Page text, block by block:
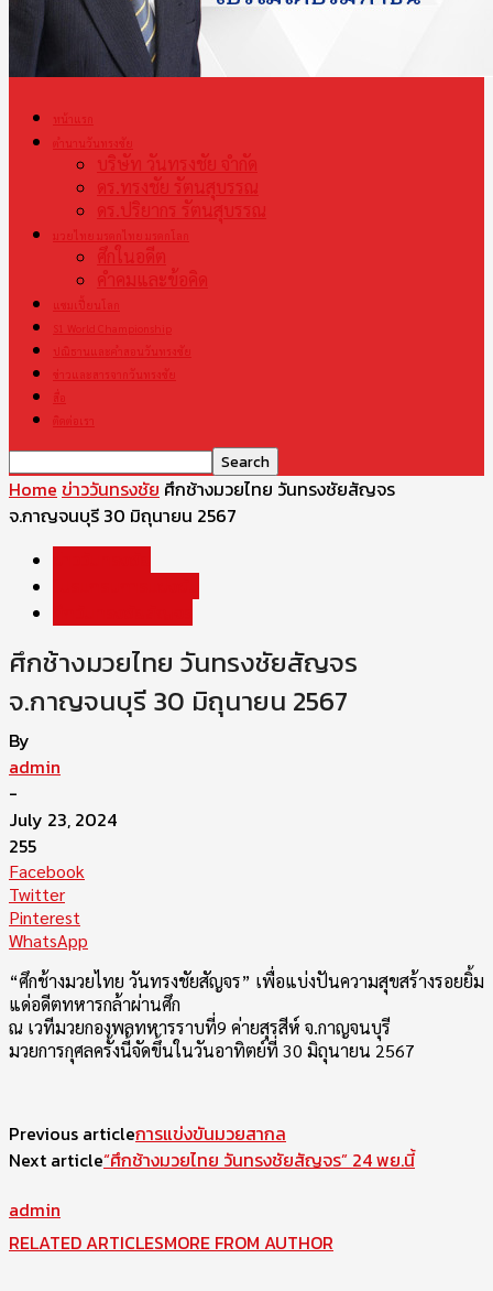
หน้าแรก
ตำนานวันทรงชัย
บริษัท วันทรงชัย จำกัด
ดร.ทรงชัย รัตนสุบรรณ
ดร.ปริยากร รัตนสุบรรณ
มวยไทย มรดกไทย มรดกโลก
ศึกในอดีต
คำคมและข้อคิด
แชมเปี้ยนโลก
S1 World Championship
ปณิธานและคำสอนวันทรงชัย
ข่าวและสารจากวันทรงชัย
สื่อ
ติดต่อเรา
Home ข่าววันทรงชัย ศึกช้างมวยไทย วันทรงชัยสัญจร
จ.กาญจนบุรี 30 มิถุนายน 2567
ศึกช้างมวยไทย วันทรงชัยสัญจร
จ.กาญจนบุรี 30 มิถุนายน 2567
By
admin
-
July 23, 2024
255
Facebook
Twitter
Pinterest
WhatsApp
“ศึกช้างมวยไทย วันทรงชัยสัญจร” เพื่อแบ่งปันความสุขสร้างรอยยิ้ม
แด่อดีตทหารกล้าผ่านศึก
ณ เวทีมวยกองพลทหารราบที่9 ค่ายสุรสีห์ จ.กาญจนบุรี
มวยการกุศลครั้งนี้จัดขึ้นในวันอาทิตย์ที่ 30 มิถุนายน 2567
Previous articleการแข่งขันมวยสากล
Next article“ศึกช้างมวยไทย วันทรงชัยสัญจร” 24 พย.นี้
admin
RELATED ARTICLESMORE FROM AUTHOR